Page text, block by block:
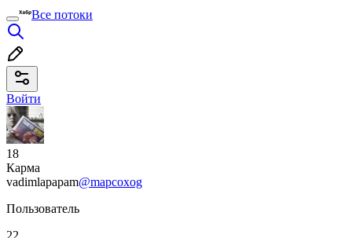
Все потоки
Войти
18
Карма
vadimlapapam@mapcoxog
Пользователь
22